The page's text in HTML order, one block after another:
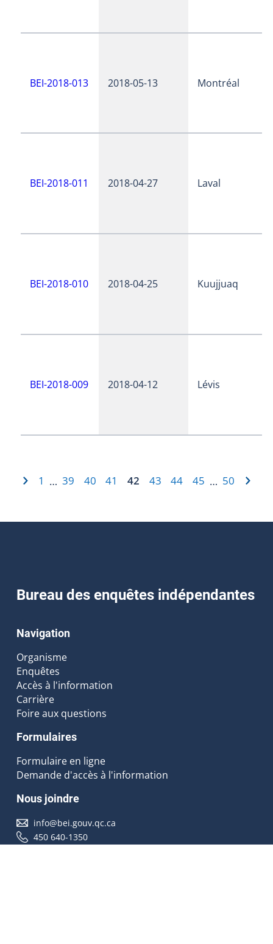
BEI-2018-013 2018-05-13 Montréal
BEI-2018-011 2018-04-27 Laval
BEI-2018-010 2018-04-25 Kuujjuaq
BEI-2018-009 2018-04-12 Lévis
1 … 39 40 41 42 43 44 45 … 50
Bureau des enquêtes indépendantes
Navigation
Organisme
Enquêtes
Accès à l'information
Carrière
Foire aux questions
Formulaires
Formulaire en ligne
Demande d'accès à l'information
Nous joindre
info@bei.gouv.qc.ca
450 640-1350